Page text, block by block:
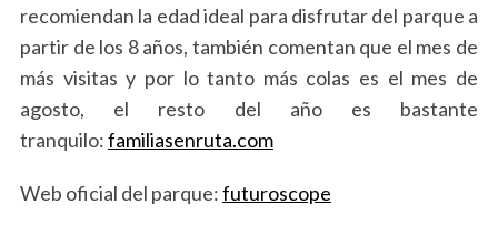
recomiendan la edad ideal para disfrutar del parque a
partir de los 8 años, también comentan que el mes de
más visitas y por lo tanto más colas es el mes de
agosto, el resto del año es bastante
tranquilo:familiasenruta.com
Web oficial del parque:futuroscope